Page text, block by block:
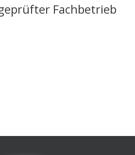
Fachbetrieb